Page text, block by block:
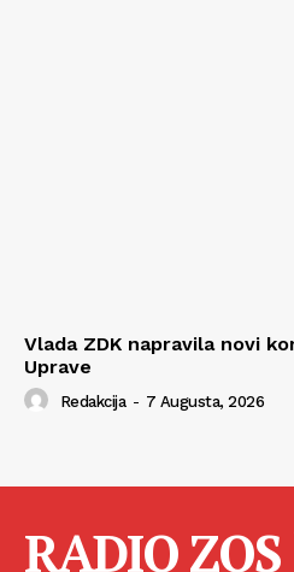
Vlada ZDK napravila novi
Uprave
Redakcija - 7 Augusta, 2026
RADIO ZOS